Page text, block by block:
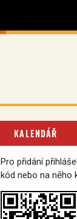
KALENDÁŘ
Pro přidání
kód nebo na něho